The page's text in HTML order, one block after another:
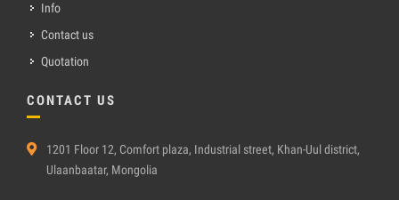
Info
Contact us
Quotation
CONTACT US
1201 Floor 12, Comfort plaza, Industrial street, Khan-Uul district,
Ulaanbaatar, Mongolia